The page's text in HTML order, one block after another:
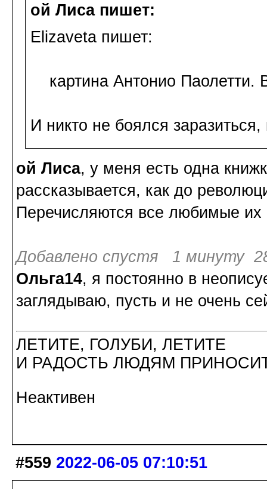
ой Лиса пишет:
Elizaveta пишет:
картина Антонио Паолетти.
И никто не боялся
ой Лиса, у меня есть одна
рассказывается, как до
Перечисляются все любимые
Добавлено спустя 1 минуту
Ольга14, я постоянно в
заглядываю, пусть и не очень
ЛЕТИТЕ, ГОЛУБИ, ЛЕТИТЕ
И РАДОСТЬ ЛЮДЯМ
Неактивен
#559 2022-06-05 07:10:51